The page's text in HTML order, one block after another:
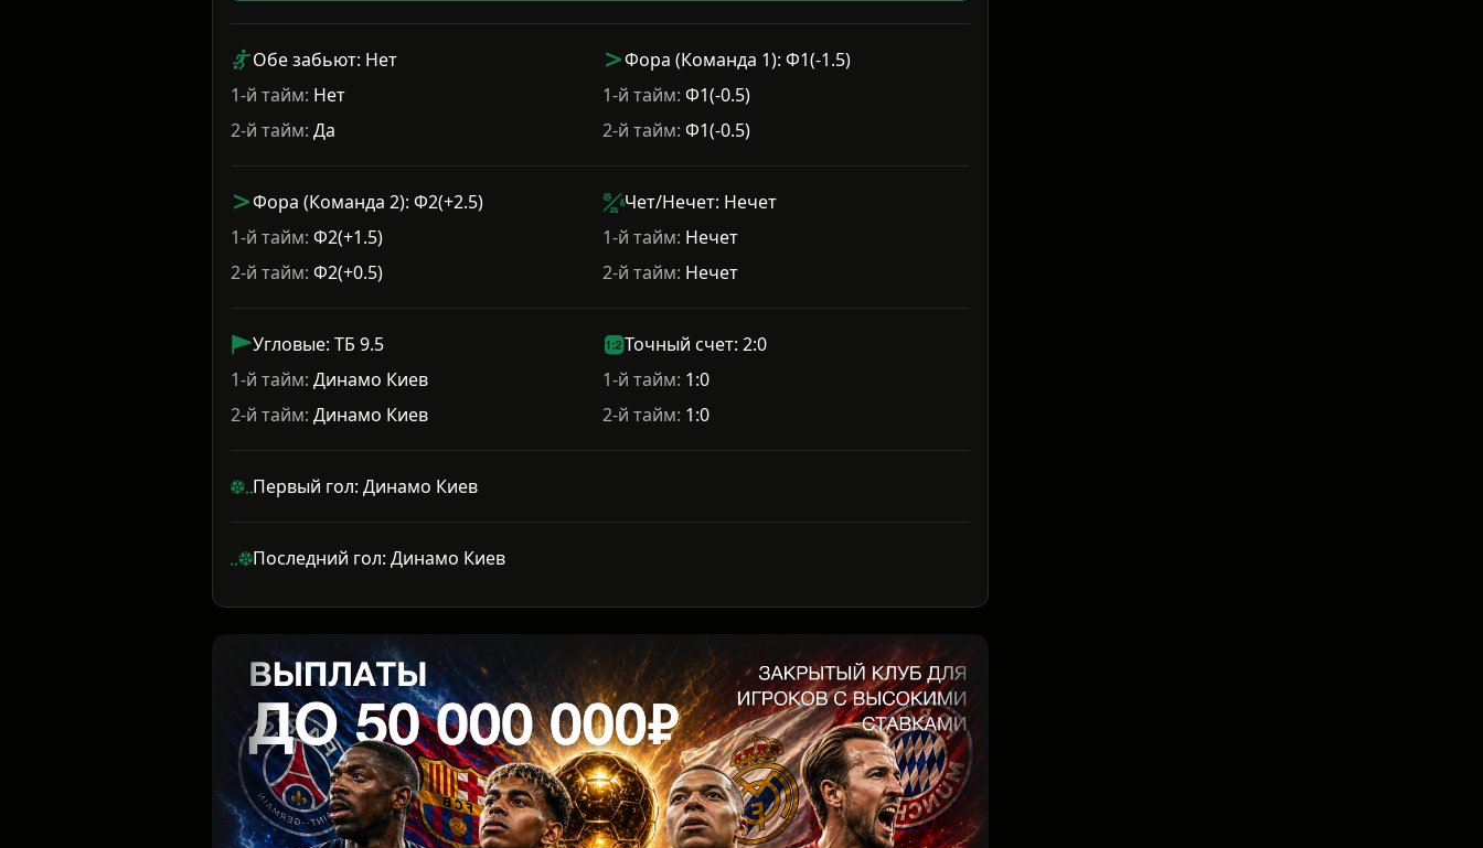
Обе забьют: Нет
1-й тайм: Нет
2-й тайм: Да
Фора (Команда 1): Ф1(-1.5)
1-й тайм: Ф1(-0.5)
2-й тайм: Ф1(-0.5)
Фора (Команда 2): Ф2(+2.5)
1-й тайм: Ф2(+1.5)
2-й тайм: Ф2(+0.5)
Чет/Нечет: Нечет
1-й тайм: Нечет
2-й тайм: Нечет
Угловые: ТБ 9.5
1-й тайм: Динамо Киев
2-й тайм: Динамо Киев
Точный счет: 2:0
1-й тайм: 1:0
2-й тайм: 1:0
Первый гол: Динамо Киев
Последний гол: Динамо Киев